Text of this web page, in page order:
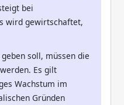
bei
wird gewirtschaftet,
soll, müssen die
Es gilt
Wachstum im
Gründen